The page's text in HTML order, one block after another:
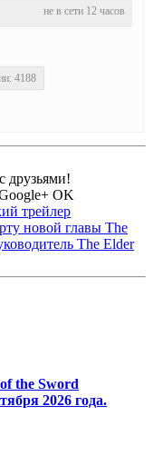
не в сети 12 часов
4188
друзьями!
OK
трейлер
новой главы The
The Elder
the Sword
2026 года.